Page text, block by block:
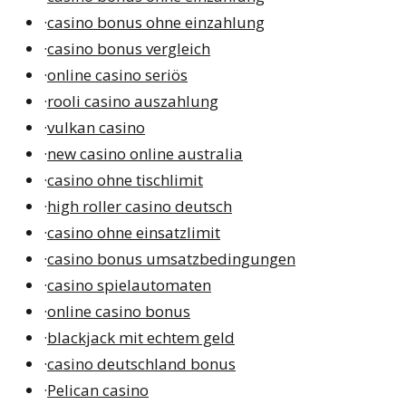
·casino bonus ohne einzahlung
·casino bonus vergleich
·online casino seriös
·rooli casino auszahlung
·vulkan casino
·new casino online australia
·casino ohne tischlimit
·high roller casino deutsch
·casino ohne einsatzlimit
·casino bonus umsatzbedingungen
·casino spielautomaten
·online casino bonus
·blackjack mit echtem geld
·casino deutschland bonus
·Pelican casino